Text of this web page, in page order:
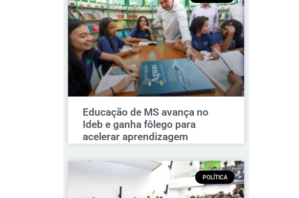
Educação de MS avança no
Ideb e ganha fôlego para
acelerar aprendizagem
POLÍTICA